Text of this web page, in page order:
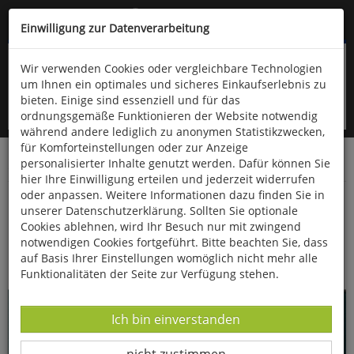
Kompletten Head der Seite überspringen
oder (06766) 9323-960
Startseite CDs & DVDs Hörbücher
Peterchens Mondfahrt
Einwilligung zur Datenverarbeitung
Wir verwenden Cookies oder vergleichbare Technologien
um Ihnen ein optimales und sicheres Einkaufserlebnis zu
bieten. Einige sind essenziell und für das
ordnungsgemäße Funktionieren der Website notwendig
während andere lediglich zu anonymen Statistikzwecken,
für Komforteinstellungen oder zur Anzeige
personalisierter Inhalte genutzt werden. Dafür können Sie
hier Ihre Einwilligung erteilen und jederzeit widerrufen
oder anpassen. Weitere Informationen dazu finden Sie in
unserer Datenschutzerklärung. Sollten Sie optionale
Cookies ablehnen, wird Ihr Besuch nur mit zwingend
notwendigen Cookies fortgeführt. Bitte beachten Sie, dass
auf Basis Ihrer Einstellungen womöglich nicht mehr alle
Funktionalitäten der Seite zur Verfügung stehen.
Datenverarbeitung -
Ich bin einverstanden